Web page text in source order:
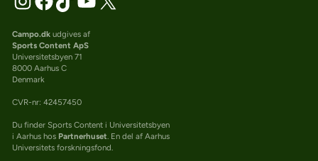
Campo.dkudgives af
Sports Content ApS
Universitetsbyen 71
8000 Aarhus C
Denmark
CVR-nr: 42457450
Du finder Sports Content i Universitetsbyen
i Aarhus hos Partnerhuset. En del af Aarhus
Universitets forskningsfond.